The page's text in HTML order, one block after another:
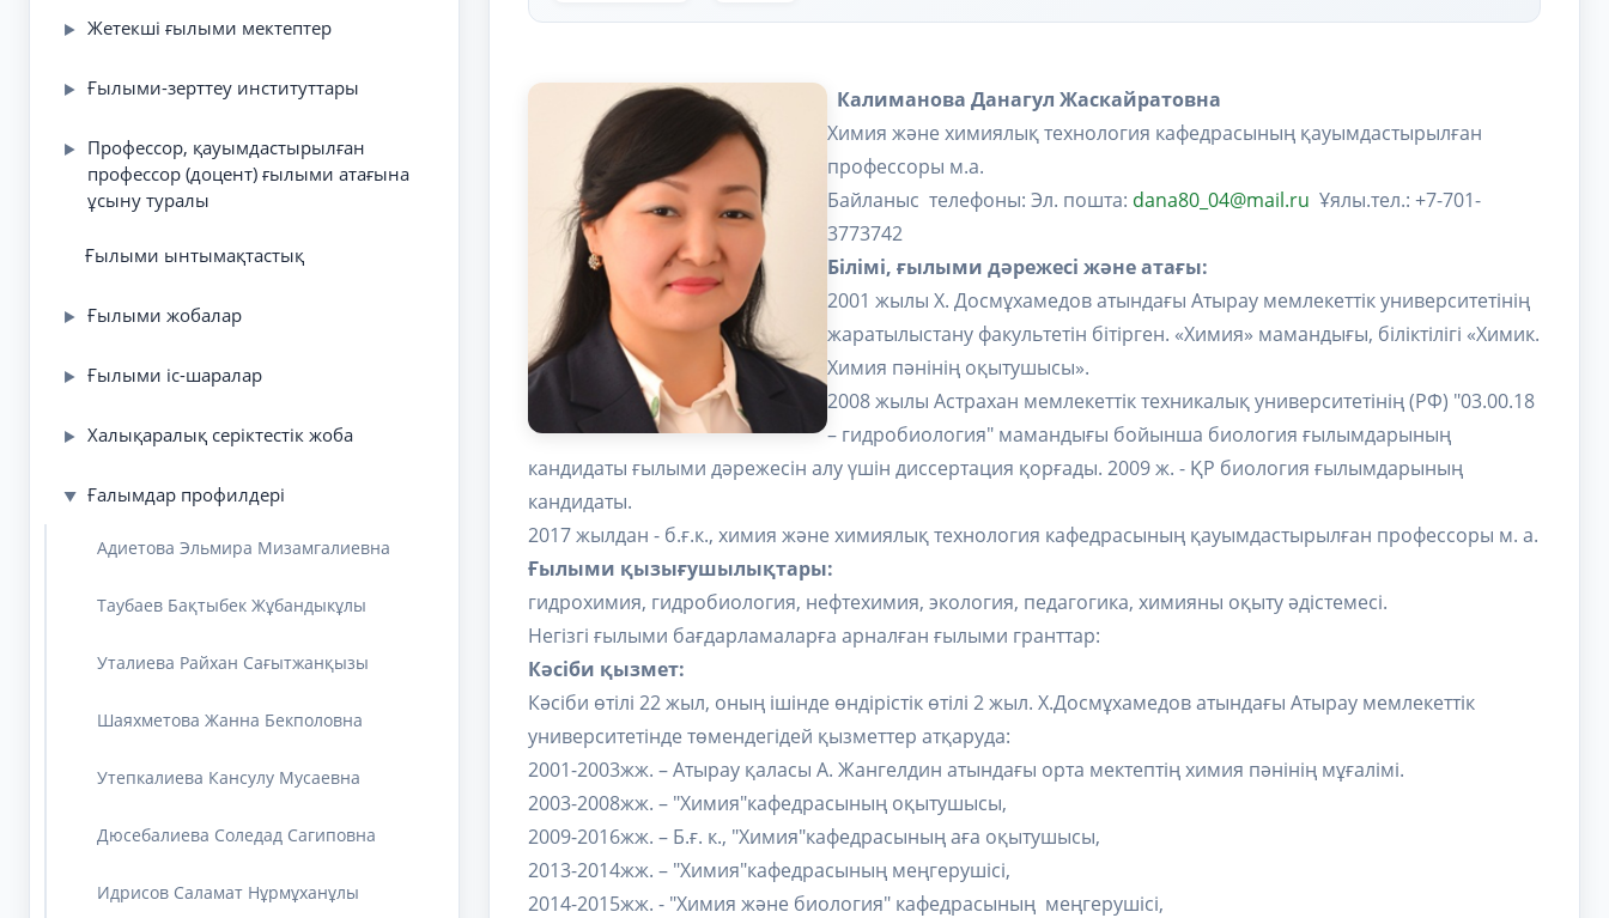
▶ Жетекші ғылыми мектептер
▶ Ғылыми-зерттеу институттары
▶
Профессор, қауымдастырылған
профессор (доцент) ғылыми атағына
ұсыну туралы
Ғылыми ынтымақтастық
▶ Ғылыми жобалар
▶ Ғылыми іс-шаралар
▶ Халықаралық серіктестік жоба
▼ Ғалымдар профилдері
Адиетова Эльмира Мизамгалиевна
Таубаев Бақтыбек Жұбандыкұлы
Уталиева Райхан Сағытжанқызы
Шаяхметова Жанна Бекполовна
Утепкалиева Кансулу Мусаевна
Дюсебалиева Соледад Сагиповна
Идрисов Саламат Нұрмұханұлы
Калиманова Данагул Жаскайратовна
Химия және химиялық технология кафедрасының қауымдастырылған
профессоры м.а.
Байланыс телефоны: Эл. пошта: dana80_04@mail.ru Ұялы.тел.: +7-701-
3773742
Білімі, ғылыми дәрежесі және атағы:
2001 жылы Х. Досмұхамедов атындағы Атырау мемлекеттік университетінің
жаратылыстану факультетін бітірген. «Химия» мамандығы, біліктілігі «Химик.
Химия пәнінің оқытушысы».
2008 жылы Астрахан мемлекеттік техникалық университетінің (РФ) "03.00.18
– гидробиология" мамандығы бойынша биология ғылымдарының
кандидаты ғылыми дәрежесін алу үшін диссертация қорғады. 2009 ж. - ҚР биология ғылымдарының
кандидаты.
2017 жылдан - б.ғ.к., химия және химиялық технология кафедрасының қауымдастырылған профессоры м. а.
Ғылыми қызығушылықтары:
гидрохимия, гидробиология, нефтехимия, экология, педагогика, химияны оқыту әдістемесі.
Негізгі ғылыми бағдарламаларға арналған ғылыми гранттар:
Кәсіби қызмет:
Кәсіби өтілі 22 жыл, оның ішінде өндірістік өтілі 2 жыл. Х.Досмұхамедов атындағы Атырау мемлекеттік
университетінде төмендегідей қызметтер атқаруда:
2001-2003жж. – Атырау қаласы А. Жангелдин атындағы орта мектептің химия пәнінің мұғалімі.
2003-2008жж. – "Химия"кафедрасының оқытушысы,
2009-2016жж. – Б.ғ. к., "Химия"кафедрасының аға оқытушысы,
2013-2014жж. – "Химия"кафедрасының меңгерушісі,
2014-2015жж. - "Химия және биология" кафедрасының меңгерушісі,